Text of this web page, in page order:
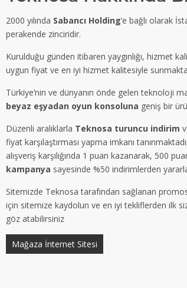
2000 yılında Sabancı Holding’e bağlı olarak
perakende zinciridir.
Kurulduğu günden itibaren yaygınlığı, hizmet
uygun fiyat ve en iyi hizmet kalitesiyle
Türkiye’nin ve dünyanın önde gelen teknoloji
beyaz eşyadan oyun konsoluna geniş bir
Düzenli aralıklarla Teknosa turuncu indirim
fiyat karşılaştırması yapma imkanı
alışveriş karşılığında 1 puan kazanarak, 500
kampanya sayesinde %50 indirimlerden
Sitemizde Teknosa tarafından sağlanan
için sitemize kaydolun ve en iyi tekliflerden ilk
göz atabilirsiniz
Mağaza İnternet Sitesi